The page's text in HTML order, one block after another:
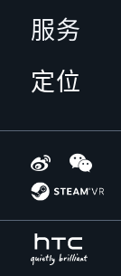
服务
定位